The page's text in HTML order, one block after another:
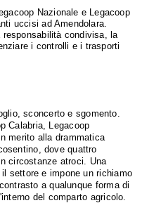
Nazionale e Legacoop
uccisi ad Amendolara.
condivisa, la
i controlli e i trasporti
sconcerto e sgomento.
Calabria, Legacoop
merito alla drammatica
dove quattro
circostanze atroci. Una
settore e impone un richiamo
a qualunque forma di
del comparto agricolo.